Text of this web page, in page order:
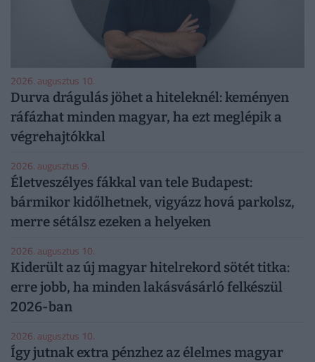
2026. augusztus 10.
Durva drágulás jöhet a hiteleknél: keményen
ráfázhat minden magyar, ha ezt meglépik a
végrehajtókkal
2026. augusztus 9.
Életveszélyes fákkal van tele Budapest:
bármikor kidőlhetnek, vigyázz hová parkolsz,
merre sétálsz ezeken a helyeken
2026. augusztus 10.
Kiderült az új magyar hitelrekord sötét titka:
erre jobb, ha minden lakásvásárló felkészül
2026-ban
2026. augusztus 10.
Így jutnak extra pénzhez az élelmes magyar